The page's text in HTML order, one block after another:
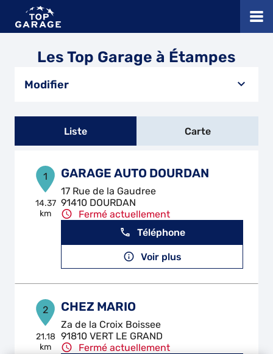
Les Top Garage à Étampes
Modifier
Liste Carte
1
14.37
km
GARAGE AUTO DOURDAN
17 Rue de la Gaudree
91410 DOURDAN
Fermé actuellement
Téléphone
Voir plus
2
21.18
km
CHEZ MARIO
Za de la Croix Boissee
91810 VERT LE GRAND
Fermé actuellement